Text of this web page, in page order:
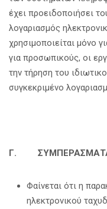
έχει προειδοποιήσει
λογαριασμός
χρησιμοποιείται μόνο
για προσωπικούς, οι
την τήρηση του
συγκεκριμένο
Γ.
Φαίνεται ότι η
ηλεκτρονικού